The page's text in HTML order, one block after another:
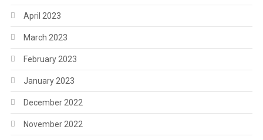
April 2023
March 2023
February 2023
January 2023
December 2022
November 2022